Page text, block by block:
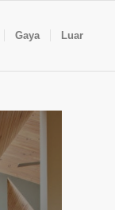
Gaya Luar